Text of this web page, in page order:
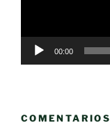
00:00
COMENTARIOS